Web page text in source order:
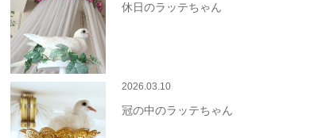
休日のラッテちゃん
2026.03.10
冠の中のラッテちゃん